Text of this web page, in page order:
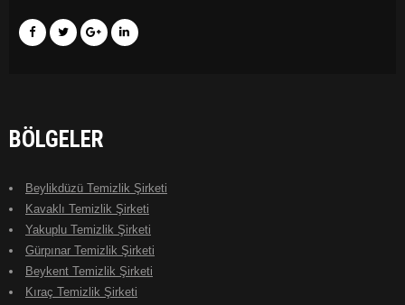
BÖLGELER
Beylikdüzü Temizlik Şirketi
Kavaklı Temizlik Şirketi
Yakuplu Temizlik Şirketi
Gürpınar Temizlik Şirketi
Beykent Temizlik Şirketi
Kıraç Temizlik Şirketi